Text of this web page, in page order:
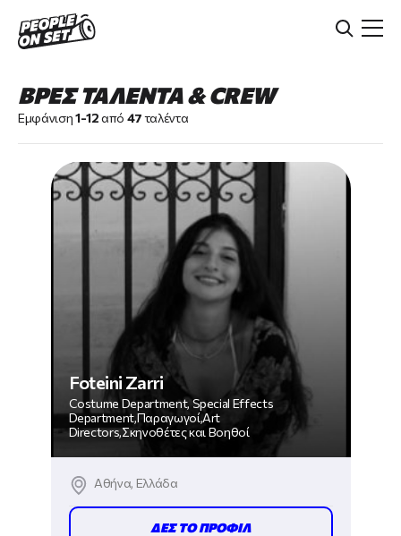
main
ΒΡΕΣ ΤΑΛΕΝΤΑ & CREW
Εμφάνιση1-12από 47ταλέντα
Foteini Zarri
Costume Department, Special Effects
Department,Παραγωγοί,Art
Directors,Σκηνοθέτες και Βοηθοί
Αθήνα, Ελλάδα
ΔΕΣ ΤΟ ΠΡΟΦΙΛ